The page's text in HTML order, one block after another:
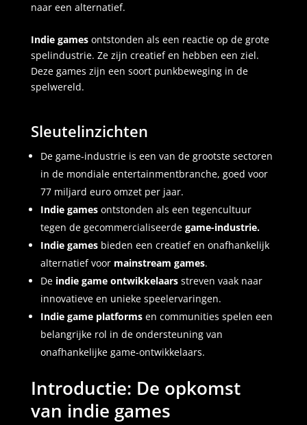
naar een alternatief.
Indie gamesontstonden als een reactie op de grote
spelindustrie. Ze zijn creatief en hebben een ziel.
Deze games zijn een soort punkbeweging in de
spelwereld.
Sleutelinzichten
De game-industrie is een van de grootste sectoren
in de mondiale entertainmentbranche, goed voor
77 miljard euro omzet per jaar.
Indie gamesontstonden als een tegencultuur
tegen de gecommercialiseerde game-industrie.
Indie gamesbieden een creatief en onafhankelijk
alternatief voor mainstream games.
De indie game ontwikkelaarsstreven vaak naar
innovatieve en unieke speelervaringen.
Indie game platformsen communities spelen een
belangrijke rol in de ondersteuning van
onafhankelijke game-ontwikkelaars.
Introductie: De opkomst
van indie games